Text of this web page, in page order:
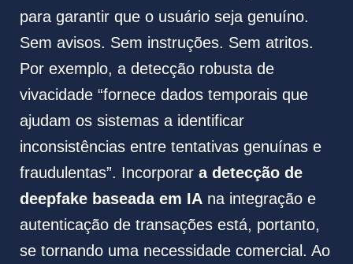
para garantir que o usuário seja genuíno.
Sem avisos. Sem instruções. Sem atritos.
Por exemplo, a detecção robusta de
vivacidade “fornece dados temporais que
ajudam os sistemas a identificar
inconsistências entre tentativas genuínas e
fraudulentas”. Incorporar a detecção de
deepfake baseada em IAna integração e
autenticação de transações está, portanto,
se tornando uma necessidade comercial. Ao